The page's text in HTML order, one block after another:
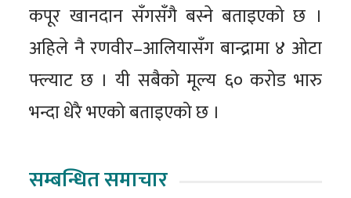
कपूर खानदान सँगसँगै बस्ने बताइएको छ ।
अहिले नै रणवीर–आलियासँग बान्द्रामा ४ ओटा
फ्ल्याट छ । यी सबैको मूल्य ६० करोड भारु
भन्दा धेरै भएको बताइएको छ ।
सम्बन्धित समाचार